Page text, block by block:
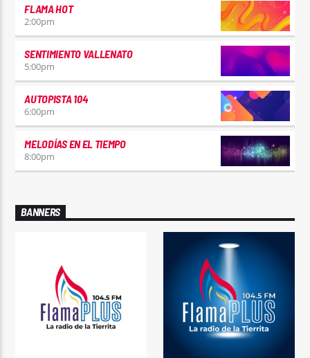
FLAMA HOT
2:00pm
SENTIMIENTO VALLENATO
5:00pm
AUTOPISTA 104
6:00pm
MELODÍAS EN EL TIEMPO
8:00pm
BANNERS